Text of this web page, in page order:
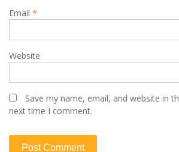
Email *
Website
Save my name, email, and website in
next time I comment.